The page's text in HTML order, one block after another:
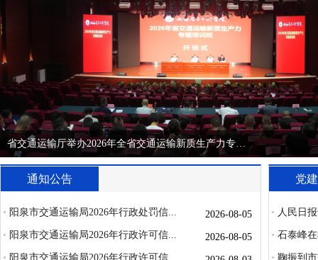
省交通运输厅举办2026年全省交通运输新质生产力专题培训班
通知公告
阳泉市交通运输局2026年行政处罚信...
2026-08-05
阳泉市交通运输局2026年行政许可信...
2026-08-05
阳泉市交通运输局2026年行政许可信...
党
人民日
石泰峰
鞠振到